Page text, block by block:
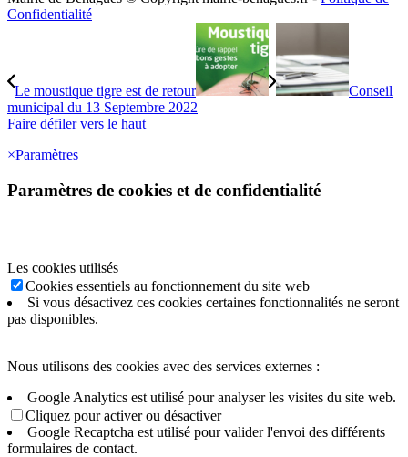
Confidentialité
Le moustique tigre est de retour
Conseil
municipal du 13 Septembre 2022
Faire défiler vers le haut
×Paramètres
Paramètres de cookies et de confidentialité
Les cookies utilisés
Cookies essentiels au fonctionnement du site web
Si vous désactivez ces cookies certaines fonctionnalités ne seront
pas disponibles.
Nous utilisons des cookies avec des services externes :
Google Analytics est utilisé pour analyser les visites du site web.
Cliquez pour activer ou désactiver
Google Recaptcha est utilisé pour valider l'envoi des différents
formulaires de contact.